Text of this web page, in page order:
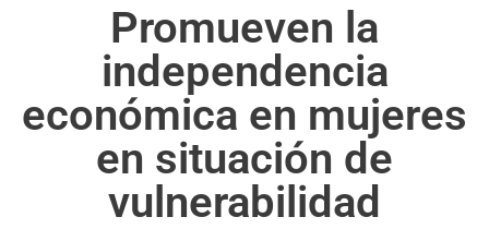
Promueven la
independencia
económica en mujeres
en situación de
vulnerabilidad